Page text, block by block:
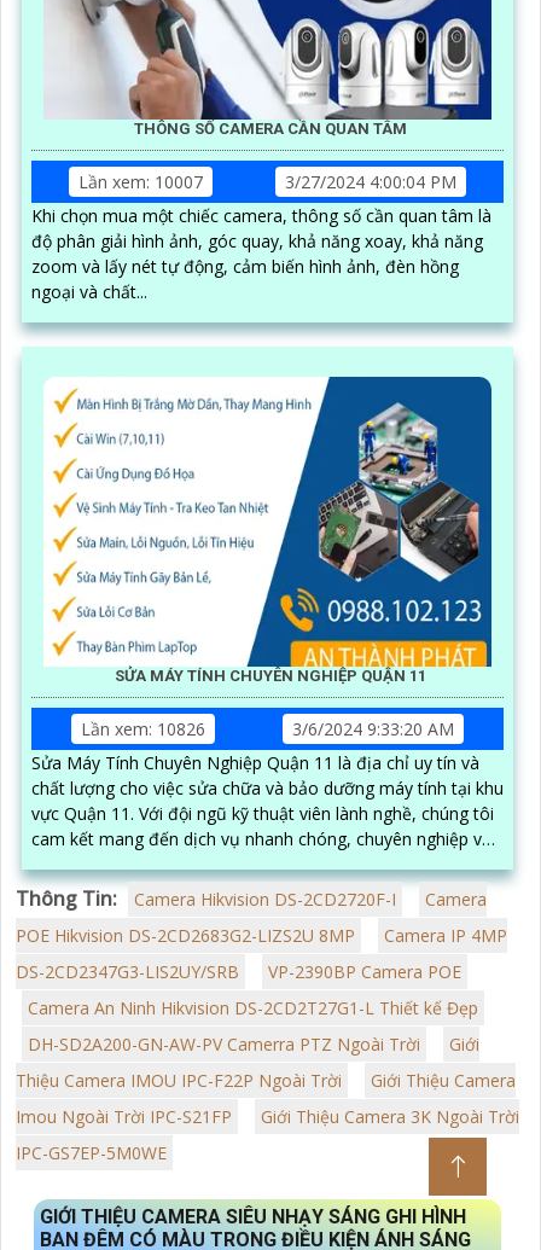
THÔNG SỐ CAMERA CẦN QUAN TÂM
Lần xem: 10007
3/27/2024 4:00:04 PM
Khi chọn mua một chiếc camera, thông số cần quan tâm là
độ phân giải hình ảnh, góc quay, khả năng xoay, khả năng
zoom và lấy nét tự động, cảm biến hình ảnh, đèn hồng
ngoại và chất...
SỬA MÁY TÍNH CHUYÊN NGHIỆP QUẬN 11
Lần xem: 10826
3/6/2024 9:33:20 AM
Sửa Máy Tính Chuyên Nghiệp Quận 11 là địa chỉ uy tín và
chất lượng cho việc sửa chữa và bảo dưỡng máy tính tại khu
vực Quận 11. Với đội ngũ kỹ thuật viên lành nghề, chúng tôi
cam kết mang đến dịch vụ nhanh chóng, chuyên nghiệp và
hiệu quả
Thông Tin: Camera Hikvision DS-2CD2720F-I
Camera
POE Hikvision DS-2CD2683G2-LIZS2U 8MP
Camera IP 4MP
DS-2CD2347G3-LIS2UY/SRB
VP-2390BP Camera POE
Camera An Ninh Hikvision DS-2CD2T27G1-L Thiết kế Đẹp
DH-SD2A200-GN-AW-PV Camerra PTZ Ngoài Trời
Giới
Thiệu Camera IMOU IPC-F22P Ngoài Trời
Giới Thiệu Camera
Imou Ngoài Trời IPC-S21FP
Giới Thiệu Camera 3K Ngoài Trời
IPC-GS7EP-5M0WE
GIỚI THIỆU CAMERA SIÊU NHẠY SÁNG GHI HÌNH
BAN ĐÊM CÓ MÀU TRONG ĐIỀU KIỆN ÁNH SÁNG